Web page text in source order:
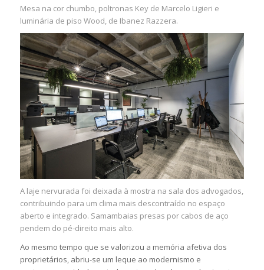
Mesa na cor chumbo, poltronas Key de Marcelo Ligieri e
luminária de piso Wood, de Ibanez Razzera.
A laje nervurada foi deixada à mostra na sala dos advogados,
contribuindo para um clima mais descontraído no espaço
aberto e integrado. Samambaias presas por cabos de aço
pendem do pé-direito mais alto.
Ao mesmo tempo que se valorizou a memória afetiva dos
proprietários, abriu-se um leque ao modernismo e